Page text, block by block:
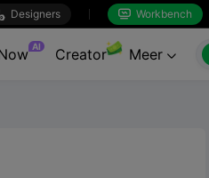
Designers  Workbench
AI Creator Meer 